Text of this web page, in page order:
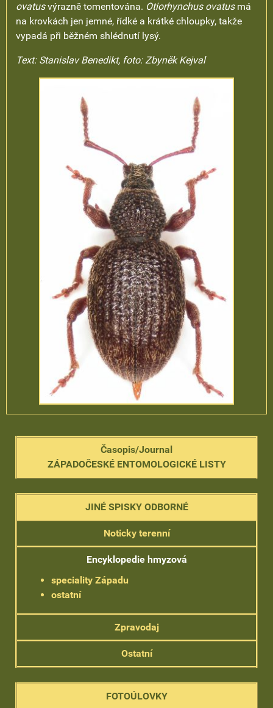
ovatusvýrazně tomentována. Otiorhynchus ovatusmá
na krovkách jen jemné, řídké a krátké chloupky, takže
vypadá při běžném shlédnutí lysý.
Text: Stanislav Benedikt, foto: Zbyněk Kejval
Časopis/Journal
ZÁPADOČESKÉ ENTOMOLOGICKÉ LISTY
JINÉ SPISKY ODBORNÉ
Noticky terenní
Encyklopedie hmyzová
speciality Západu
ostatní
Zpravodaj
Ostatní
FOTOÚLOVKY